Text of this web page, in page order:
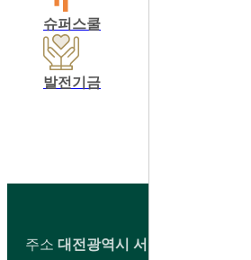
슈퍼스쿨
발전기금
주소 대전광역시 서구 오량1길 98